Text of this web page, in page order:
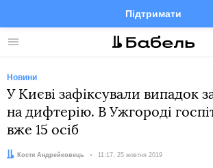
Меню
Підтримати
FacebookTelegramTwitter
Новини
У Києві зафіксували випадок
на дифтерію. В Ужгороді
вже 15 осіб
Автор:Костя Андрейковець Дата:
11:17, 25 жовтня 2019